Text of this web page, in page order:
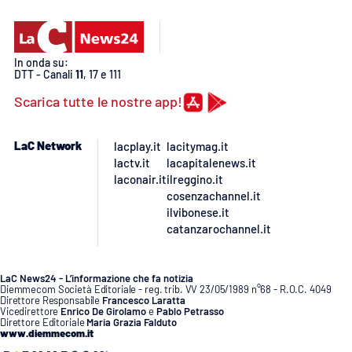
In onda su:
DTT - Canali 11, 17 e 111
Scarica tutte le nostre app!
LaC Network
lacplay.it
lactv.it
laconair.it
lacitymag.it
lacapitalenews.it
ilreggino.it
cosenzachannel.it
ilvibonese.it
catanzarochannel.it
LaC News24 - L’informazione che fa notizia
Diemmecom Società Editoriale - reg. trib. VV 23/05/1989 n°68 - R.O.C. 4049
Direttore Responsabile Francesco Laratta
Vicedirettore Enrico De GirolamoePablo Petrasso
Direttore Editoriale Maria Grazia Falduto
www.diemmecom.it